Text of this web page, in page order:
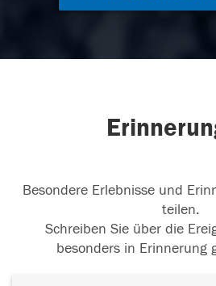
Besondere Erlebnisse und
teilen.
Schreiben Sie über die
besonders in Erinnerung